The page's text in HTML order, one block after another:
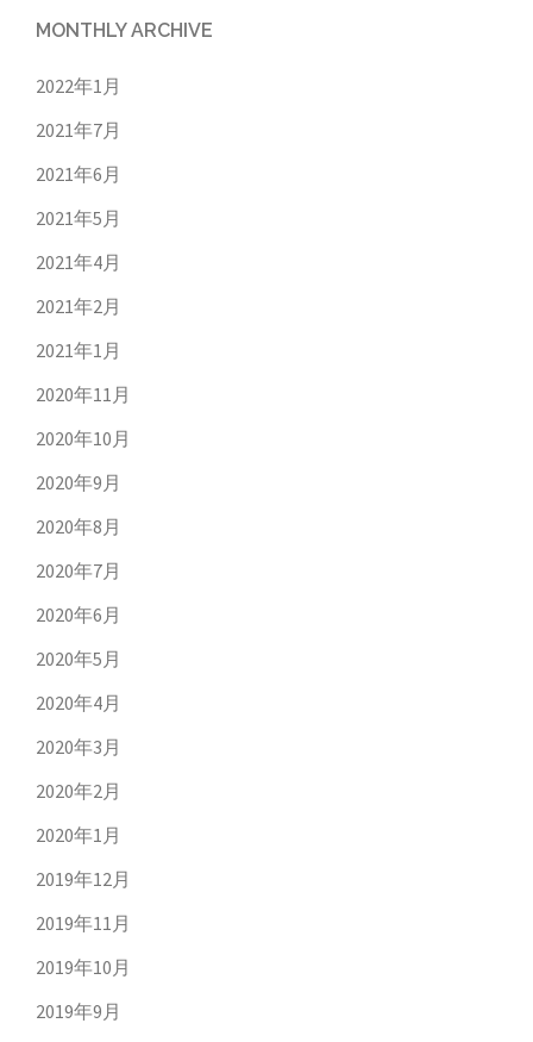
MONTHLY ARCHIVE
2022年1月
2021年7月
2021年6月
2021年5月
2021年4月
2021年2月
2021年1月
2020年11月
2020年10月
2020年9月
2020年8月
2020年7月
2020年6月
2020年5月
2020年4月
2020年3月
2020年2月
2020年1月
2019年12月
2019年11月
2019年10月
2019年9月